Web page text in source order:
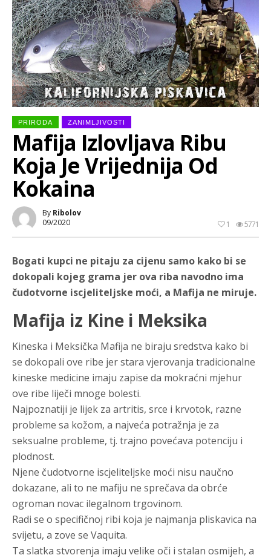
PRIRODA ZANIMLJIVOSTI
Mafija Izlovljava Ribu
Koja Je Vrijednija Od
Kokaina
By Ribolov
09/2020
5771
1
Bogati kupci ne pitaju za cijenu samo kako bi se
dokopali kojeg grama jer ova riba navodno ima
čudotvorne iscjeliteljske moći, a Mafija ne miruje.
Mafija iz Kine i Meksika
Kineska i Meksička Mafija ne biraju sredstva kako bi
se dokopali ove ribe jer stara vjerovanja tradicionalne
kineske medicine imaju zapise da mokraćni mjehur
ove ribe liječi mnoge bolesti.
Najpoznatiji je lijek za artritis, srce i krvotok, razne
probleme sa kožom, a najveća potražnja je za
seksualne probleme, tj. trajno povećava potenciju i
plodnost.
Njene čudotvorne iscjeliteljske moći nisu naučno
dokazane, ali to ne mafiju ne sprečava da obrće
ogroman novac ilegalnom trgovinom.
Radi se o specifičnoj ribi koja je najmanja pliskavica na
svijetu, a zove se Vaquita.
Ta slatka stvorenja imaju velike oči i stalan osmijeh, a